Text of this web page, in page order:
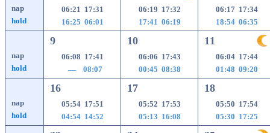
nap
hold
06:21 17:31
16:25 06:01
06:19 17:32
17:41 06:19
06:17 17:34
18:54 06:35
nap
hold
9
06:08 17:41
— 08:07
10
06:06 17:43
00:45 08:38
11
06:04 17:44
01:48 09:20
nap
hold
16
05:54 17:51
04:54 14:52
17
05:52 17:53
05:13 16:08
18
05:50 17:54
05:30 17:25